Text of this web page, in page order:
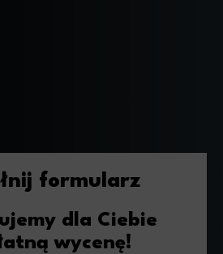
formularz
dla Ciebie
wycenę!